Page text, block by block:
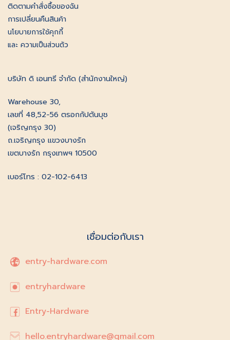
ติดตามคําสั่งซื้อของฉัน
การเปลี่ยนคืนสินค้า
นโยบายการใช้คุกกี้
และ ความเป็นส่วนตัว
บริษัท ดิ เอนทรี จำกัด (สำนักงานใหญ่)
Warehouse 30,
เลขที่ 48,52-56 ตรอกกัปตันบุช
(เจริญกรุง 30)
ถ.เจริญกรุง แขวงบางรัก
เขตบางรัก กรุงเทพฯ 10500
เบอร์โทร : 02-102-6413
เชื่อมต่อกับเรา
entry-hardware.com
entryhardware
Entry-Hardware
hello.entryhardware@gmail.com